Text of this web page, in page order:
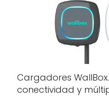
Cargadores
conectividad y